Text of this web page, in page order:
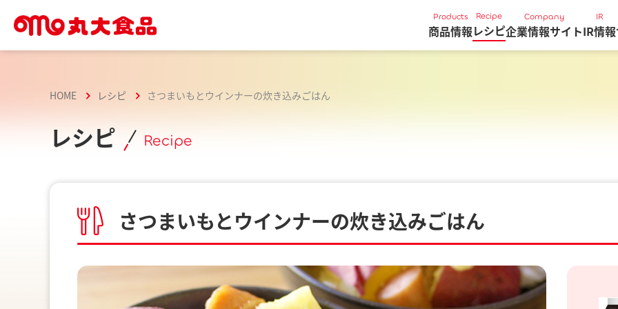
Products
商品情報
Recipe
レシピ
Company
企業情報サイト
IR
IR情報
HOME レシピ さつまいもとウインナーの炊き込みごはん
レシピ Recipe
さつまいもとウインナーの炊き込みごはん